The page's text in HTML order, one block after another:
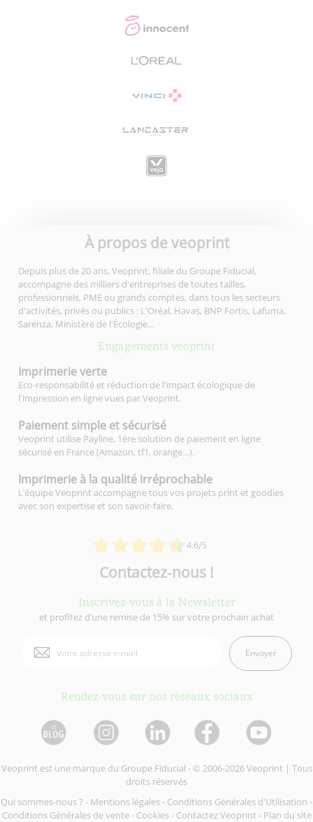
À propos de veoprint
Depuis plus de 20 ans, Veoprint, filiale du Groupe Fiducial,
accompagne des milliers d'entreprises de toutes tailles,
professionnels, PME ou grands comptes, dans tous les secteurs
d'activités, privés ou publics : L'Oréal, Havas, BNP Fortis, Lafuma,
Sarenza, Ministère de l'Écologie…
Engagements veoprint
4.6/5
Imprimerieverte
Eco-responsabilité et réduction de l'impact écologique de
l'impression en ligne vues par Veoprint.
Paiement simple et sécurisé
Veoprint utilise Payline, 1ère solution de paiement en ligne
sécurisé en France (Amazon, tf1, orange…).
Imprimerie à la qualité irréprochable
L’équipe Veoprint accompagne tous vos projets print et goodies
avec son expertise et son savoir-faire.
Contactez-nous !
Inscrivez-vous à la Newsletter
et profitez d’une remise de 15% sur votre prochain achat
Envoyer
Rendez-vous sur nos réseaux sociaux
Veoprint est une marque du Groupe Fiducial - © 2006-2026 Veoprint | Tous
droits réservés
Qui sommes-nous ? - Mentions légales- Conditions Générales d'Utilisation -
Conditions Générales de vente- Cookies- Contactez Veoprint - Plan du site